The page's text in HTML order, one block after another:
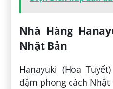
Nhà Hàng
Nhật Bản
Hanayuki (Hoa
đậm phong cách